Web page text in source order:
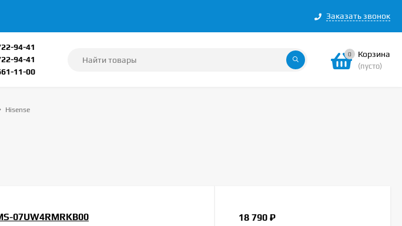
Заказать звонок
94-41
94-41
11-00
0 Корзина
(пусто)
Hisense
07UW4RMRKB00 18 790 ₽